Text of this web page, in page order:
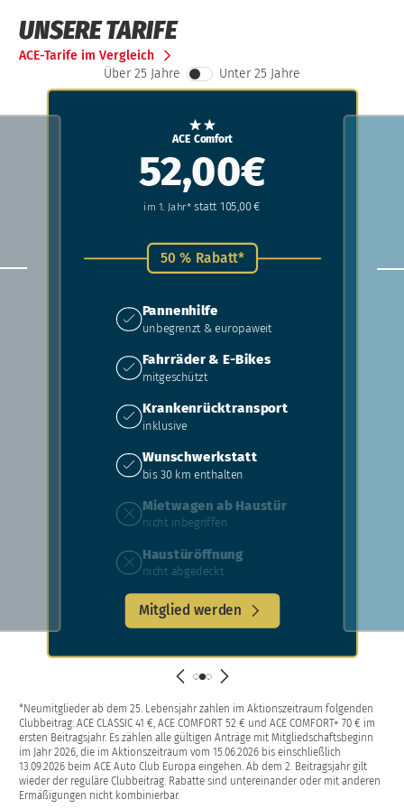
UNSERE TARIFE
ACE-Tarife im Vergleich
Über 25 Jahre
Unter 25 Jahre
ACE Comfort
52,00€
im 1. Jahr*statt 105,00 €
50 % Rabatt*
Pannenhilfe
unbegrenzt & europaweit
Fahrräder & E-Bikes
mitgeschützt
Krankenrück­transport
inklusive
Wunschwerkstatt
bis 30 km enthalten
Mietwagen ab Haustür
nicht inbegriffen
Haustüröffnung
nicht abgedeckt
Mitglied werden
*Neumitglieder ab dem 25. Lebensjahr zahlen im Aktionszeitraum folgenden
Clubbeitrag: ACE CLASSIC 41 €, ACE COMFORT 52 € und ACE COMFORT+ 70 € im
ersten Beitragsjahr. Es zählen alle gültigen Anträge mit Mitgliedschaftsbeginn
im Jahr 2026, die im Aktionszeitraum vom 15.06.2026 bis einschließlich
13.09.2026 beim ACE Auto Club Europa eingehen. Ab dem 2. Beitragsjahr gilt
wieder der reguläre Clubbeitrag. Rabatte sind untereinander oder mit anderen
Ermäßigungen nicht kombinierbar.